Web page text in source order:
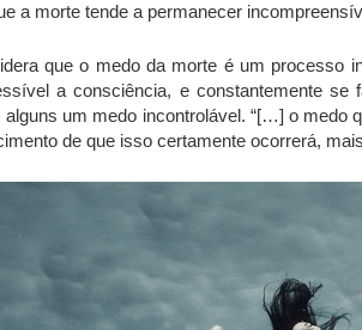
a morte tende a permanecer
que o medo da morte é um processo
a consciência, e constantemente
um medo incontrolável. “[…] o medo
de que isso certamente ocorrerá,